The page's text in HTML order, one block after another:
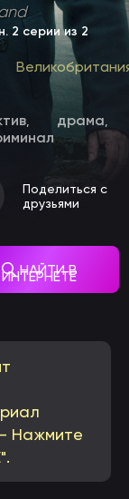
. 2 серии из 2
драма
Поделиться с
друзьями
НАЙТИ В
ИНТЕРНЕТЕ
Нажмите